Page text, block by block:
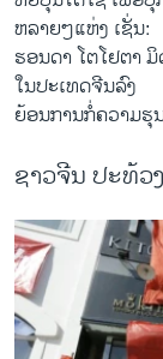
ຫລາຍໆແຫ່ງ ເຊັ່ນ:
ຮອນດາ ໂຕໂຢຕາ
ໃນປະເທດຈີນລົງ
ຍ້ອນການກໍ່ຄວາມຮຸ
ຊາວຈີນ ປະທ້ວ